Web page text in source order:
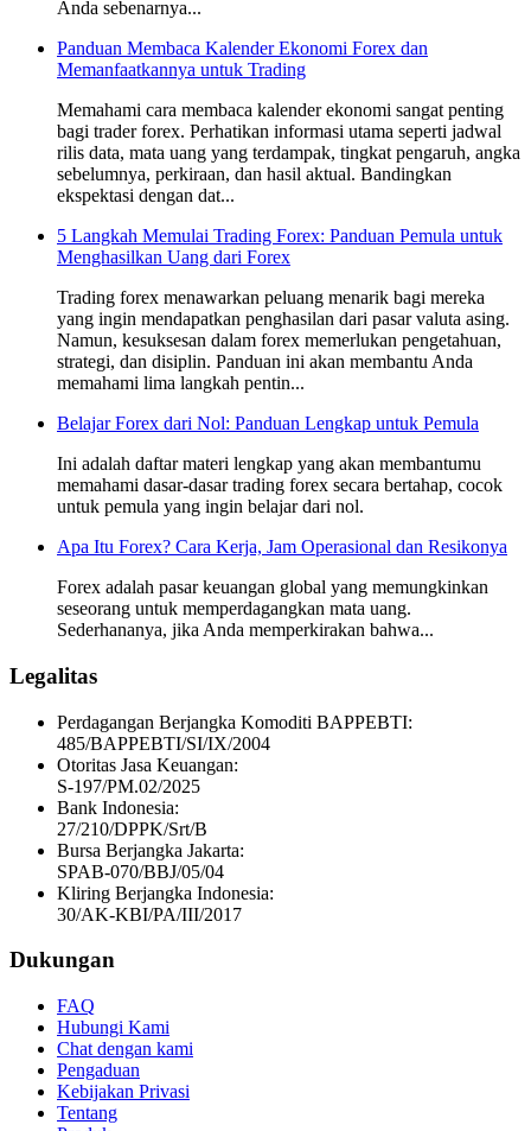
Anda sebenarnya...
Panduan Membaca Kalender Ekonomi Forex dan
Memanfaatkannya untuk Trading
Memahami cara membaca kalender ekonomi sangat penting
bagi trader forex. Perhatikan informasi utama seperti jadwal
rilis data, mata uang yang terdampak, tingkat pengaruh, angka
sebelumnya, perkiraan, dan hasil aktual. Bandingkan
ekspektasi dengan dat...
5 Langkah Memulai Trading Forex: Panduan Pemula untuk
Menghasilkan Uang dari Forex
Trading forex menawarkan peluang menarik bagi mereka
yang ingin mendapatkan penghasilan dari pasar valuta asing.
Namun, kesuksesan dalam forex memerlukan pengetahuan,
strategi, dan disiplin. Panduan ini akan membantu Anda
memahami lima langkah pentin...
Belajar Forex dari Nol: Panduan Lengkap untuk Pemula
Ini adalah daftar materi lengkap yang akan membantumu
memahami dasar-dasar trading forex secara bertahap, cocok
untuk pemula yang ingin belajar dari nol.
Apa Itu Forex? Cara Kerja, Jam Operasional dan Resikonya
Forex adalah pasar keuangan global yang memungkinkan
seseorang untuk memperdagangkan mata uang.
Sederhananya, jika Anda memperkirakan bahwa...
Legalitas
Perdagangan Berjangka Komoditi BAPPEBTI:
485/BAPPEBTI/SI/IX/2004
Otoritas Jasa Keuangan:
S-197/PM.02/2025
Bank Indonesia:
27/210/DPPK/Srt/B
Bursa Berjangka Jakarta:
SPAB-070/BBJ/05/04
Kliring Berjangka Indonesia:
30/AK-KBI/PA/III/2017
Dukungan
FAQ
Hubungi Kami
Chat dengan kami
Pengaduan
Kebijakan Privasi
Tentang